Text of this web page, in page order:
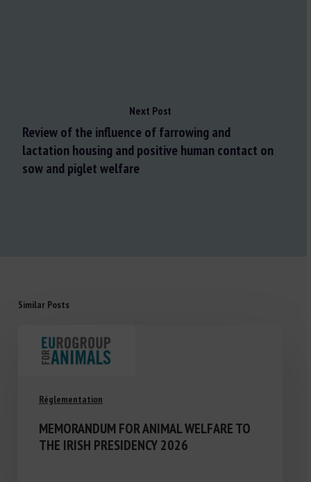
Next Post
Review of the influence of farrowing and
lactation housing and positive human contact on
sow and piglet welfare
Similar Posts
Réglementation
MEMORANDUM FOR ANIMAL WELFARE TO
THE IRISH PRESIDENCY 2026